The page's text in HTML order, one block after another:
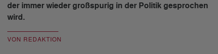
der immer wieder großspurig in der Politik gesprochen
wird.
VON REDAKTION